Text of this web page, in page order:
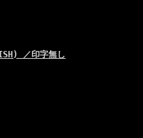
／印字無し